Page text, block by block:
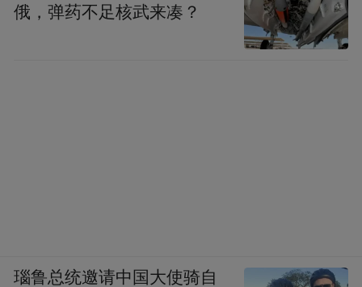
俄，弹药不足核武来凑？
瑙鲁总统邀请中国大使骑自